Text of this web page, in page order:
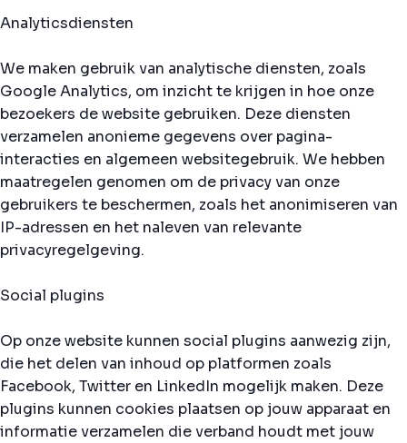
Analyticsdiensten
We maken gebruik van analytische diensten, zoals
Google Analytics, om inzicht te krijgen in hoe onze
bezoekers de website gebruiken. Deze diensten
verzamelen anonieme gegevens over pagina-
interacties en algemeen websitegebruik. We hebben
maatregelen genomen om de privacy van onze
gebruikers te beschermen, zoals het anonimiseren van
IP-adressen en het naleven van relevante
privacyregelgeving.
Social plugins
Op onze website kunnen social plugins aanwezig zijn,
die het delen van inhoud op platformen zoals
Facebook, Twitter en LinkedIn mogelijk maken. Deze
plugins kunnen cookies plaatsen op jouw apparaat en
informatie verzamelen die verband houdt met jouw